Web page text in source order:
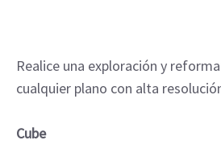
Realice una exploración y
cualquier plano con alta
Cube